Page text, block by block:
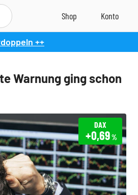
++
Warnung ging schon
DAX
+0,69%